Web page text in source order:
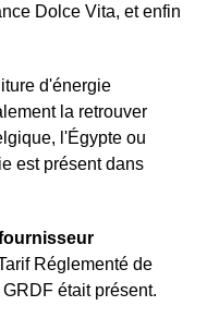
Dolce Vita, et enfin
d'énergie
la retrouver
l'Égypte ou
est présent dans
Réglementé de
était présent.